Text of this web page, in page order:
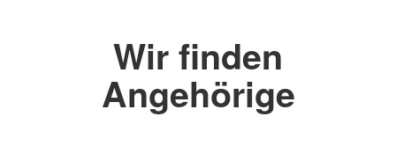
Wir finden
Angehörige